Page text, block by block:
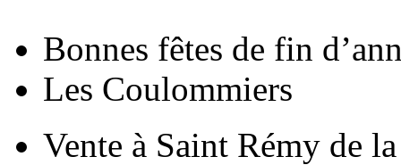
Bonnes fêtes de fin
Les Coulommiers
Vente à Saint Rémy de